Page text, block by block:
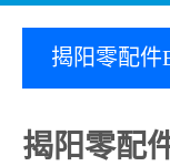
揭阳零配件
揭阳零配